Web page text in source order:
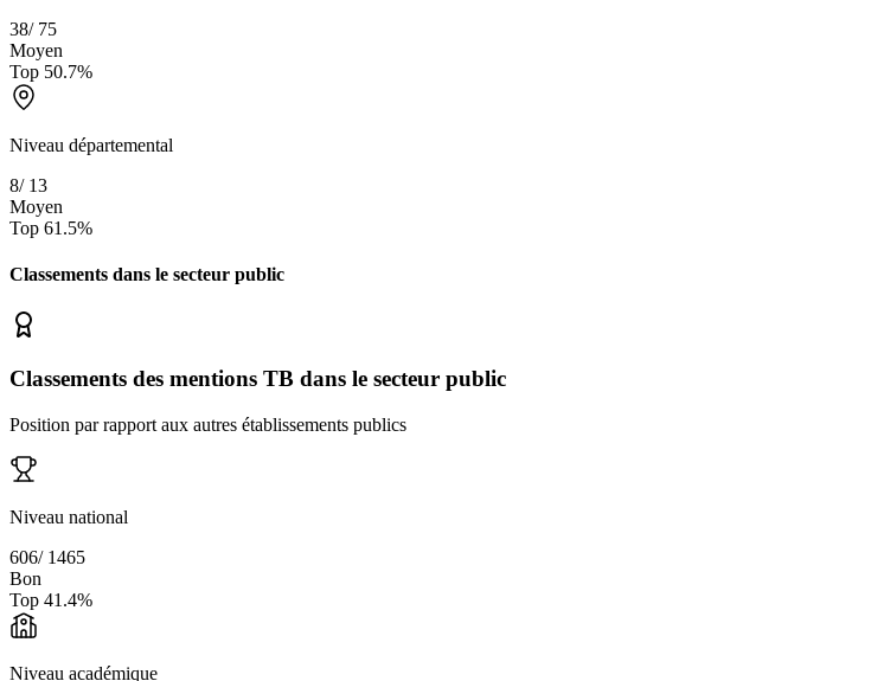
38/ 75
Moyen
Top 50.7%
Niveau départemental
8/ 13
Moyen
Top 61.5%
Classements dans le secteur public
Classements des mentions TB dans le secteur public
Position par rapport aux autres établissements publics
Niveau national
606/ 1465
Bon
Top 41.4%
Niveau académique